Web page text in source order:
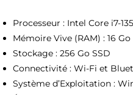
Processeur : Intel Core i7-
Mémoire Vive (RAM) : 16
Stockage : 256 Go SSD
Connectivité : Wi-Fi et
Système d’Exploitation :